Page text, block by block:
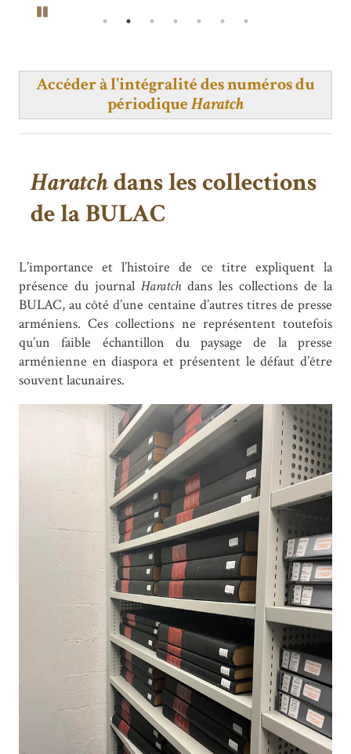
Accéder à l'intégralité des numéros du
périodiqueHaratch
Haratchdans les collections
de la BULAC
L’importance et l’histoire de ce titre expliquent la
présence du journal Haratchdans les collections de la
BULAC, au côté d’une centaine d’autres titres de presse
arméniens. Ces collections ne représentent toutefois
qu’un faible échantillon du paysage de la presse
arménienne en diaspora et présentent le défaut d’être
souvent lacunaires.